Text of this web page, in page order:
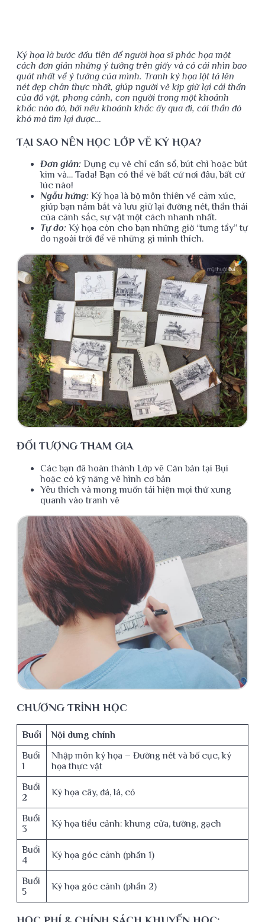
Ký họa là bước đầu tiên để người họa sĩ phác họa một
cách đơn giản những ý tưởng trên giấy và có cái nhìn bao
quát nhất về ý tưởng của mình. Tranh ký họa lột tả lên
nét đẹp chân thực nhất, giúp người vẽ kịp giữ lại cái thần
của đồ vật, phong cảnh, con người trong một khoảnh
khắc nào đó, bởi nếu khoảnh khắc ấy qua đi, cái thần đó
khó mà tìm lại được…
TẠI SAO NÊN HỌC LỚP VẼ KÝ HỌA?
Đơn giản: Dụng cụ vẽ chỉ cần sổ, bút chì hoặc bút
kim và… Tada! Bạn có thể vẽ bất cứ nơi đâu, bất cứ
lúc nào!
Ngẫu hứng: Ký họa là bộ môn thiên về cảm xúc,
giúp bạn nắm bắt và lưu giữ lại đường nét, thần thái
của cảnh sắc, sự vật một cách nhanh nhất.
Tự do: Ký họa còn cho bạn những giờ “tung tẩy” tự
do ngoài trời để vẽ những gì mình thích.
ĐỐI TƯỢNG THAM GIA
Các bạn đã hoàn thành Lớp vẽ Căn bản tại Bụi
hoặc có kỹ năng vẽ hình cơ bản
Yêu thích và mong muốn tái hiện mọi thứ xung
quanh vào tranh vẽ
CHƯƠNG TRÌNH HỌC
Buổi
Nội dung chính
Buổi
1
Nhập môn ký họa – Đường nét và bố cục, ký
họa thực vật
Buổi
2
Ký họa cây, đá, lá, cỏ
Buổi
3
Ký họa tiểu cảnh: khung cửa, tường, gạch
Buổi
4
Ký họa góc cảnh (phần 1)
Buổi
5
Ký họa góc cảnh (phần 2)